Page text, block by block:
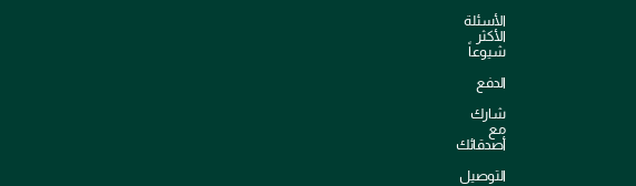
الأسئلة
الأكثر
شيوعاً
الدفع
شارك
مع
أصدقائك
التوصيل